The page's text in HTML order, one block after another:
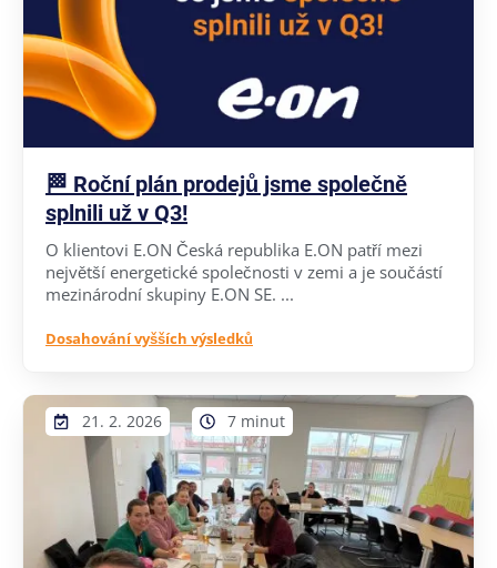
🏁 Roční plán prodejů jsme společně
splnili už v Q3!
O klientovi E.ON Česká republika E.ON patří mezi
největší energetické společnosti v zemi a je součástí
mezinárodní skupiny E.ON SE. ...
Dosahování vyšších výsledků
21. 2. 2026 7 minut